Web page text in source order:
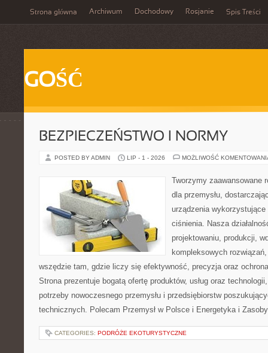
Strona główna Archiwum Dochodowy Rosjanie Spis Treści
GOŚĆ
BEZPIECZEŃSTWO I NORMY
POSTED BY ADMIN LIP - 1 - 2026 MOŻLIWOŚĆ
Tworzymy zaawansowane
dla przemysłu,
urządzenia
ciśnienia. Nasza
projektowaniu, produkcji,
kompleksowych
wszędzie tam, gdzie liczy się efektywność, precyzja oraz
Strona prezentuje bogatą ofertę produktów, usług oraz
potrzeby nowoczesnego przemysłu i przedsiębiorstw
technicznych. Polecam Przemysł w Polsce i Energetyka i
CATEGORIES: PODRÓŻE EKOTURYSTYCZNE